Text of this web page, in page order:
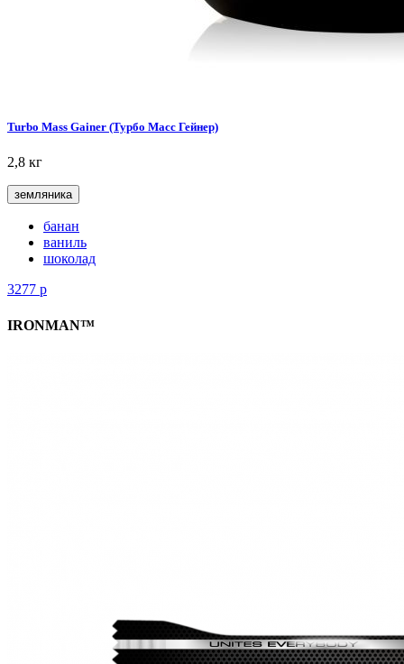
Turbo Mass Gainer (Турбо Масс Гейнер)
2,8 кг
земляника
банан
ваниль
шоколад
3277 р
IRONMAN™